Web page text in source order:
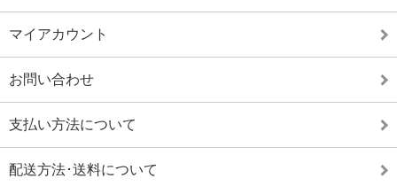
マイアカウント
お問い合わせ
支払い方法について
配送方法･送料について